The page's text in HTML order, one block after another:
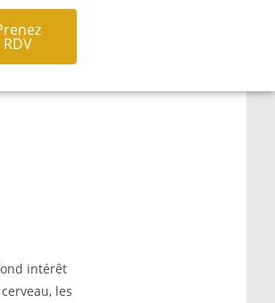
RDV
intérêt
les